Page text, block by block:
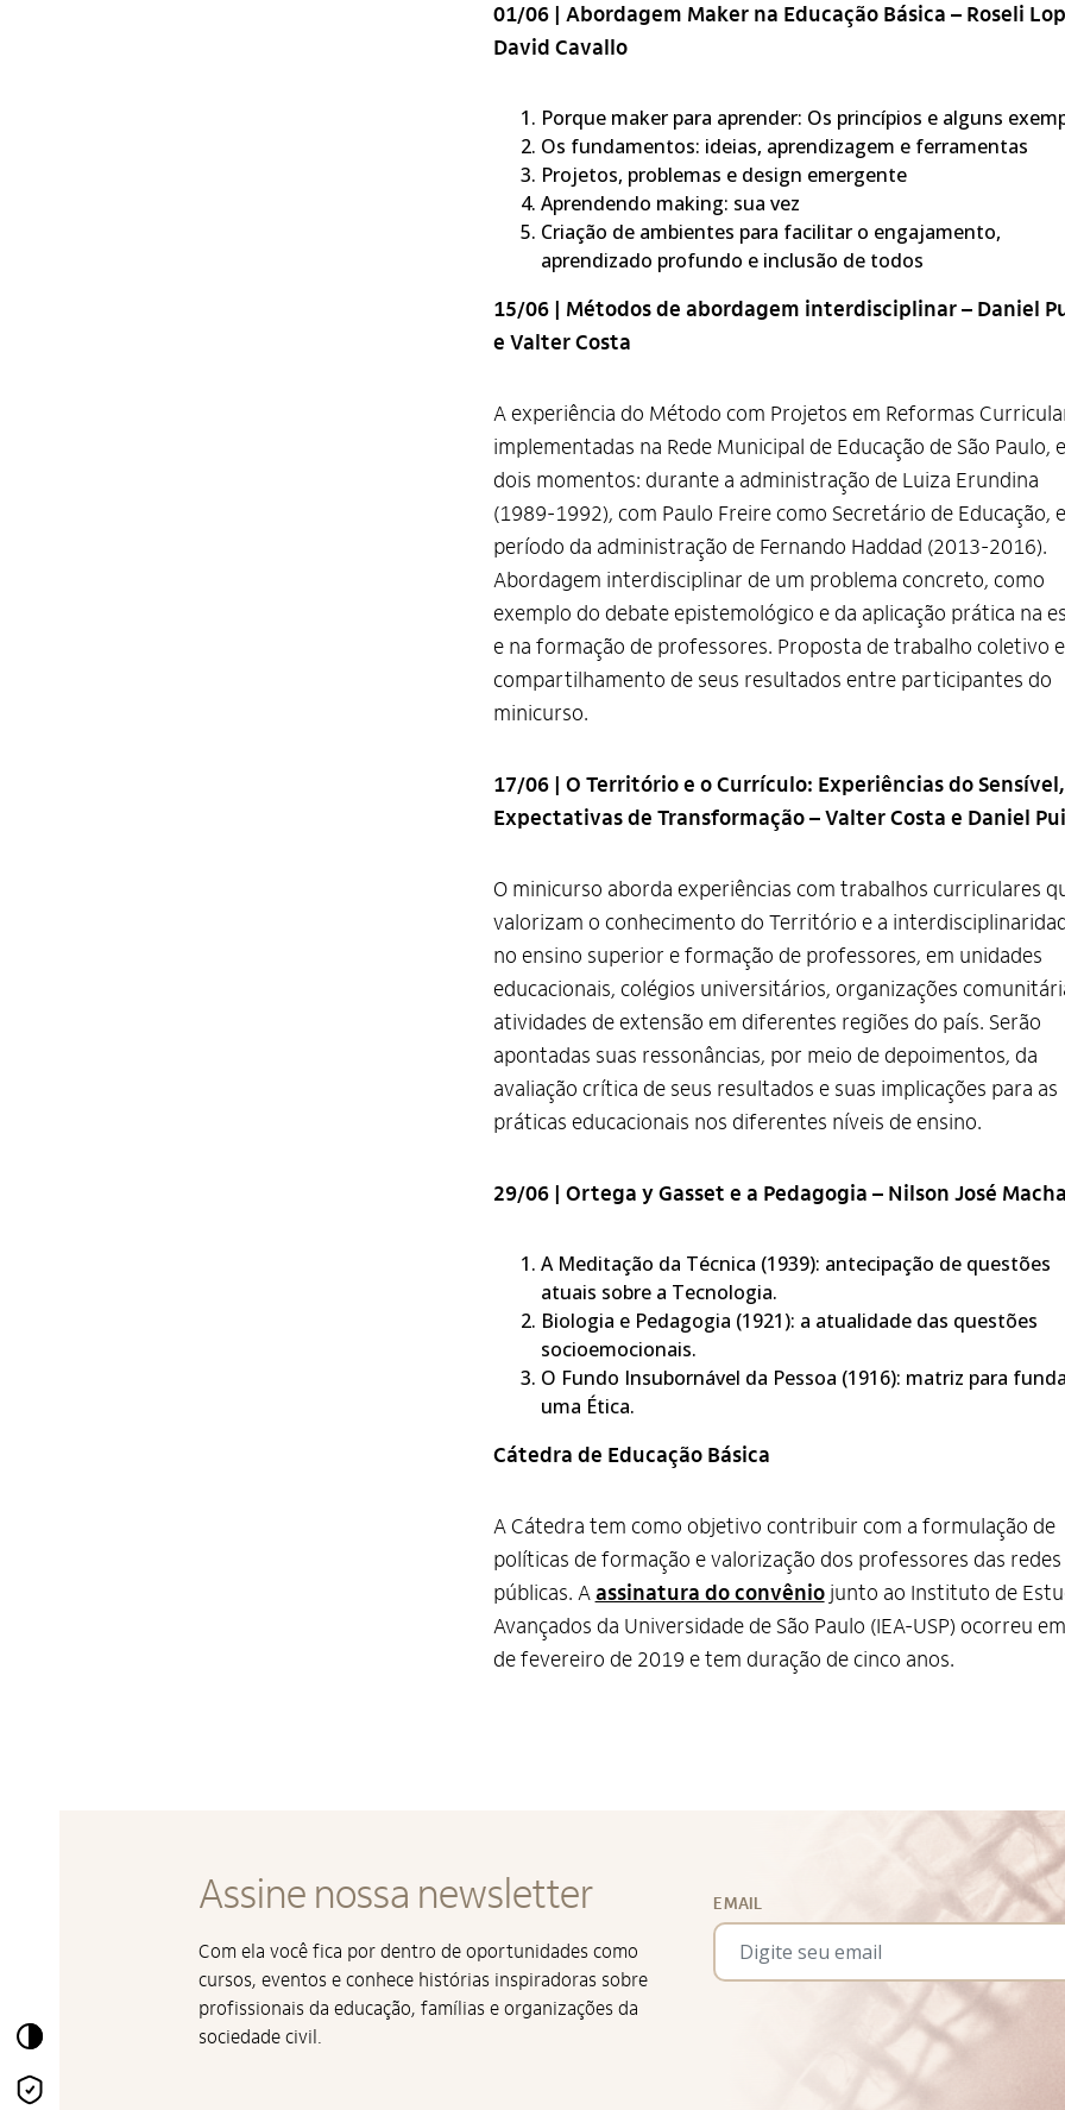
01/06 | Abordagem Maker na Educação Básica – Roseli
David Cavallo
Porque maker para aprender: Os princípios e alguns
Os fundamentos: ideias, aprendizagem e ferramentas
Projetos, problemas e design emergente
Aprendendo making: sua vez
Criação de ambientes para facilitar o engajamento,
aprendizado profundo e inclusão de todos
15/06 | Métodos de abordagem interdisciplinar – Daniel
e Valter Costa
A experiência do Método com Projetos em Reformas
implementadas na Rede Municipal de Educação de São Paulo,
dois momentos: durante a administração de Luiza Erundina
(1989-1992), com Paulo Freire como Secretário de Educação,
período da administração de Fernando Haddad (2013-2016).
Abordagem interdisciplinar de um problema concreto, como
exemplo do debate epistemológico e da aplicação prática na
e na formação de professores. Proposta de trabalho coletivo e
compartilhamento de seus resultados entre participantes do
minicurso.
17/06 | O Território e o Currículo: Experiências do Sensível,
Expectativas de Transformação – Valter Costa e Daniel
O minicurso aborda experiências com trabalhos curriculares
valorizam o conhecimento do Território e a
no ensino superior e formação de professores, em unidades
educacionais, colégios universitários, organizações
atividades de extensão em diferentes regiões do país. Serão
apontadas suas ressonâncias, por meio de depoimentos, da
avaliação crítica de seus resultados e suas implicações para as
práticas educacionais nos diferentes níveis de ensino.
29/06 | Ortega y Gasset e a Pedagogia – Nilson José
A Meditação da Técnica (1939): antecipação de questões
atuais sobre a Tecnologia.
Biologia e Pedagogia (1921): a atualidade das questões
socioemocionais.
O Fundo Insubornável da Pessoa (1916): matriz para
uma Ética.
Cátedra de Educação Básica
A Cátedra tem como objetivo contribuir com a formulação de
políticas de formação e valorização dos professores das redes
públicas. Aassinatura do convêniojunto ao Instituto de
Avançados da Universidade de São Paulo (IEA-USP) ocorreu
de fevereiro de 2019 e tem duração de cinco anos.
Assine nossa newsletter
Com ela você fica por dentro de oportunidades como
cursos, eventos e conhece histórias inspiradoras sobre
profissionais da educação, famílias e organizações da
sociedade civil.
EMAIL